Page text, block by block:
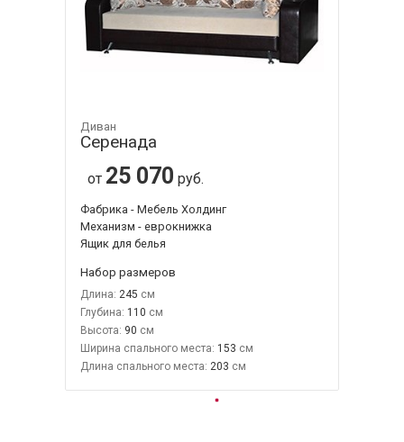
Диван
Серенада
от 25 070 руб.
Фабрика - Мебель Холдинг
Механизм - еврокнижка
Ящик для белья
Набор размеров
Длина: 245
Глубина: 110
Высота: 90
Ширина спального места: 153
Длина спального места: 203